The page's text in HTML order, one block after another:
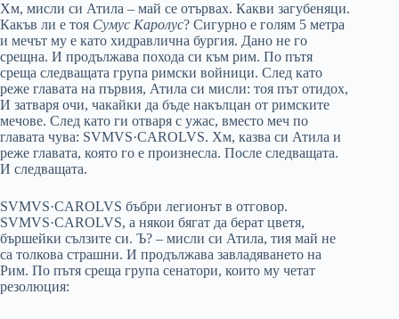
Хм, мисли си Атила – май се отървах. Какви загубеняци.
Какъв ли е тоя Сумус Каролус? Сигурно е голям 5 метра
и мечът му е като хидравлична бургия. Дано не го
срещна. И продължава похода си към рим. По пътя
среща следващата група римски войници. След като
реже главата на първия, Атила си мисли: тоя път отидох,
И затваря очи, чакайки да бъде накълцан от римските
мечове. След като ги отваря с ужас, вместо меч по
главата чува: SVMVS·CAROLVS. Хм, казва си Атила и
реже главата, която го е произнесла. После следващата.
И следващата.
SVMVS·CAROLVS бъбри легионът в отговор.
SVMVS·CAROLVS, а някои бягат да берат цветя,
бършейки сълзите си. Ъ? – мисли си Атила, тия май не
са толкова страшни. И продължава завладяването на
Рим. По пътя среща група сенатори, които му четат
резолюция: